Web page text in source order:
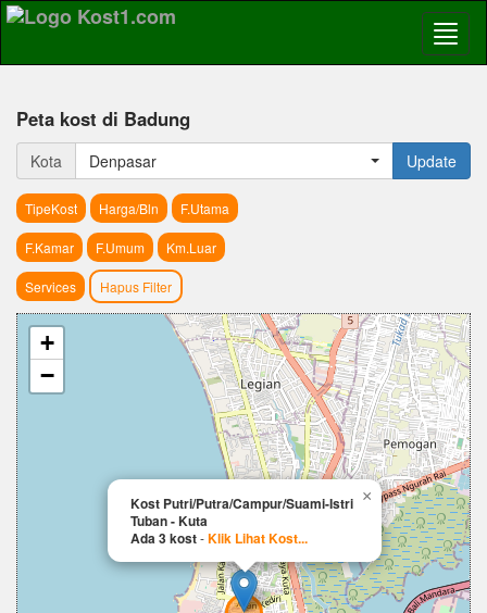
Peta kost di Badung
Kota Denpasar Update
TipeKost Harga/Bln F.Utama
F.Kamar F.Umum Km.Luar
Services Hapus Filter
Kost Putri/Putra/Campur/Suami-Istri
Tuban - Kuta
Ada 3 kost-Klik Lihat Kost...
×
+
−